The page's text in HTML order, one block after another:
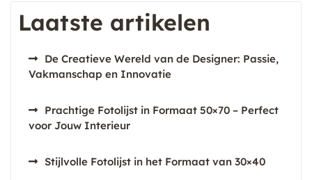
Laatste artikelen
De Creatieve Wereld van de Designer: Passie,
Vakmanschap en Innovatie
Prachtige Fotolijst in Formaat 50×70 – Perfect
voor Jouw Interieur
Stijlvolle Fotolijst in het Formaat van 30×40